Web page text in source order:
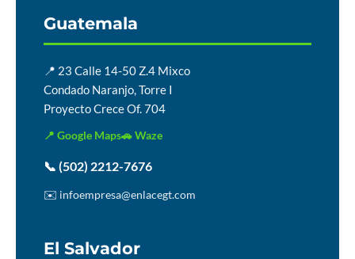
Guatemala
📍 23 Calle 14-50 Z.4 Mixco
Condado Naranjo, Torre I
Proyecto Crece Of. 704
📍 Google Maps🚗 Waze
📞 (502) 2212-7676
✉️ infoempresa@enlacegt.com
El Salvador